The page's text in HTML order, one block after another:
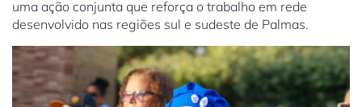
uma ação conjunta que reforça o trabalho em rede
desenvolvido nas regiões sul e sudeste de Palmas.